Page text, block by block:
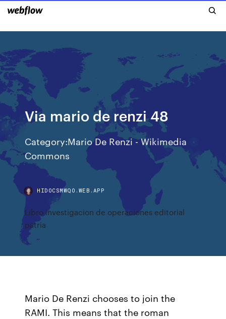
Via mario de renzi 48
Category:Mario De Renzi - Wikimedia
Commons
HIDOCSMWQO.WEB.APP
Libro investigacion de operaciones editorial
patria
Mario De Renzi chooses to join the
RAMI. This means that the roman